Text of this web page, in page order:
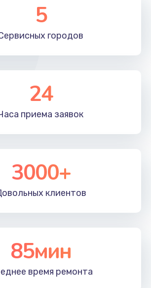
5
городов
24
приема заявок
3000+
клиентов
85мин
время ремонта